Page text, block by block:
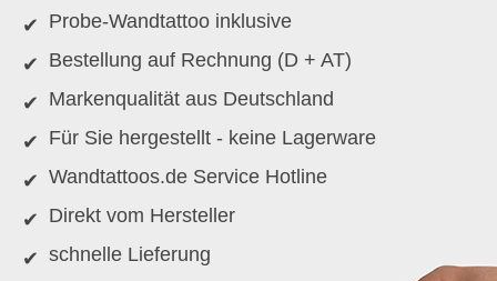
Probe-Wandtattoo inklusive
Bestellung auf Rechnung (D + AT)
Markenqualität aus Deutschland
Für Sie hergestellt - keine Lagerware
Wandtattoos.de Service Hotline
Direkt vom Hersteller
schnelle Lieferung